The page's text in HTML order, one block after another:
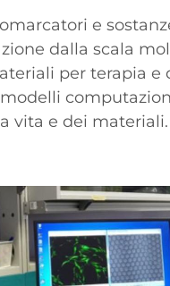
e
dalla scala
per terapia e
vita e dei materiali.